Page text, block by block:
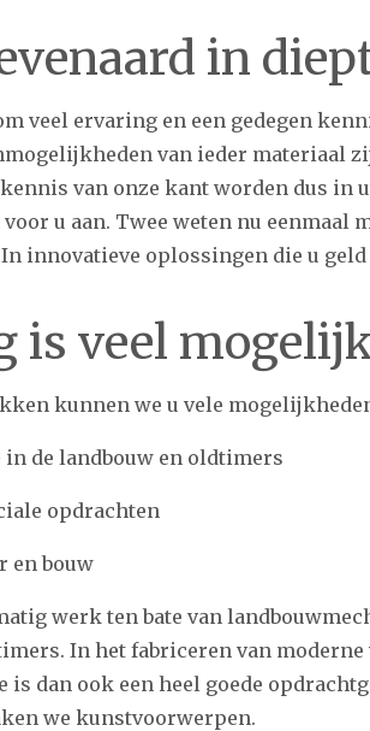
in
veel ervaring en een gedegen
van ieder materiaal
van onze kant worden dus in
u aan. Twee weten nu eenmaal
innovatieve oplossingen die u
is veel
kunnen we u vele
landbouw en oldtimers
opdrachten
bouw
werk ten bate van
In het fabriceren van
dan ook een heel goede
we kunstvoorwerpen.